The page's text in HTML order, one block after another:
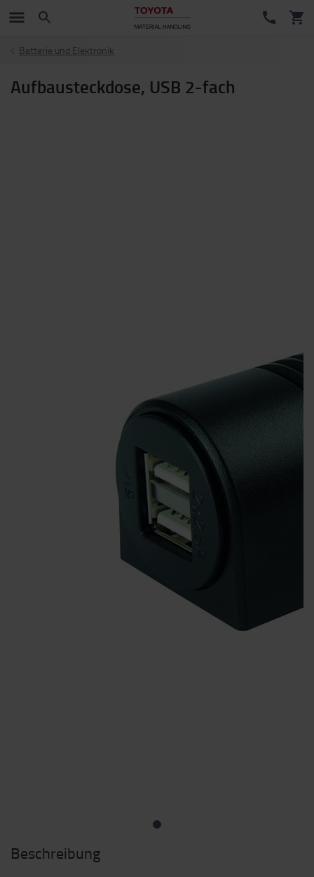
Batterie und Elektronik
Aufbausteckdose, USB 2-fach
Beschreibung